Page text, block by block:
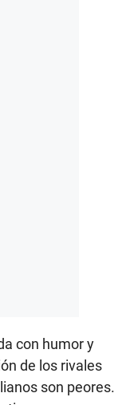
con humor y
de los rivales
son peores.